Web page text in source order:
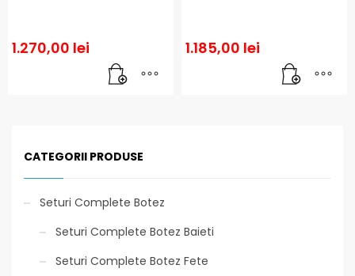
1.270,00 lei 1.185,00 lei
CATEGORII PRODUSE
Seturi Complete Botez
Seturi Complete Botez Baieti
Seturi Complete Botez Fete